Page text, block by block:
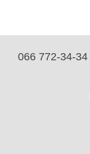
066 772-34-34